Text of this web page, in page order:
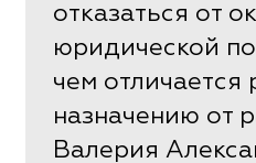
отказаться от
юридической
чем отличается
назначению от
Валерия